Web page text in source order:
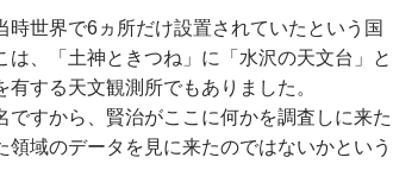
世界で6ヵ所だけ設置されていたという国
、「土神ときつね」に「水沢の天文台」と
する天文観測所でもありました。
すから、賢治がここに何かを調査しに来た
域のデータを見に来たのではないかという